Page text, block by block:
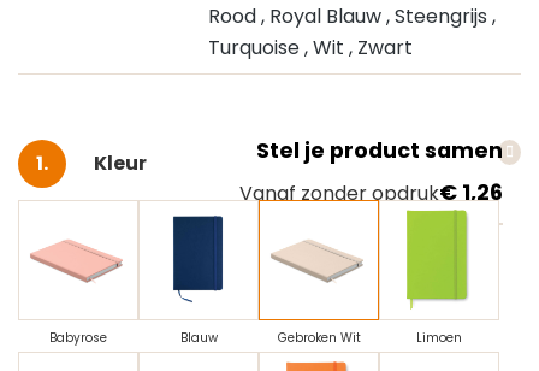
Rood, Royal Blauw, Steengrijs ,
Turquoise, Wit , Zwart
Stel je product samen
Vanaf zonder opdruk€ 1,26
Selecteer
Kleur
Babyrose Blauw Gebroken Wit Limoen